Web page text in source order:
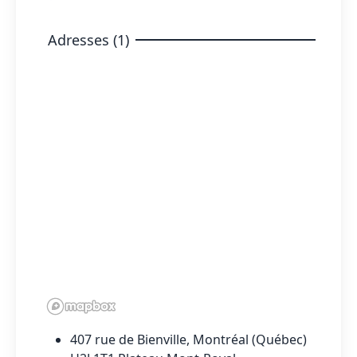
Adresses (1)
407 rue de Bienville, Montréal (Québec)